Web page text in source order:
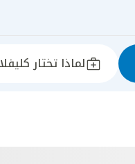
لماذا تختار